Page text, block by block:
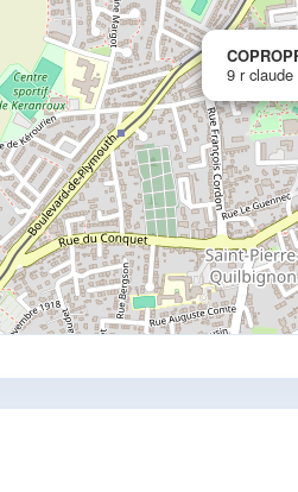
www.vme.plus/AC2800407
COPROPRIETE PERRAULT
9 r claude perrault29200 Brest
9 r